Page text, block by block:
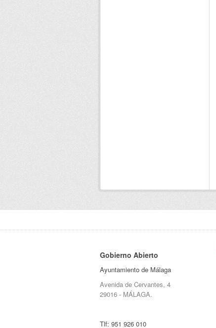
Gobierno Abierto
Ayuntamiento de Málaga
Avenida de Cervantes, 4
29016 - MÁLAGA.
Tlf: 951 926 010